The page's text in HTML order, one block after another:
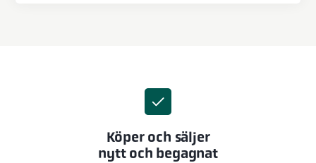
Köper och säljer
nytt och begagnat